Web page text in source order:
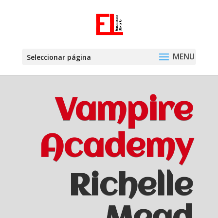
Seleccionar página
Vampire
Academy
Richelle